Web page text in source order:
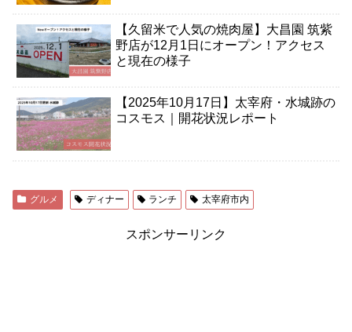
【久留米で人気の焼肉屋】大昌園 筑紫
野店が12月1日にオープン！アクセス
と現在の様子
【2025年10月17日】太宰府・水城跡の
コスモス｜開花状況レポート
グルメ ディナー ランチ 太宰府市内
スポンサーリンク